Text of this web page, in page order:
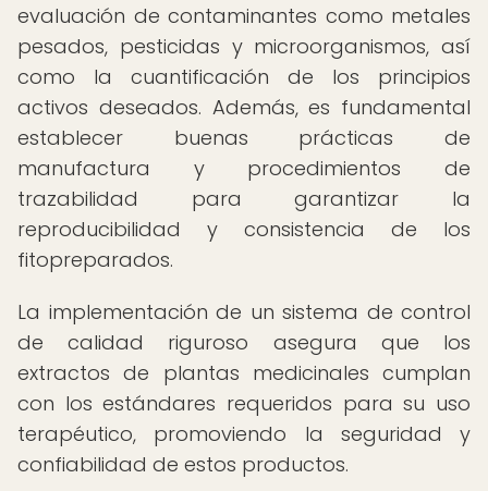
evaluación de contaminantes como metales
pesados, pesticidas y microorganismos, así
como la cuantificación de los principios
activos deseados. Además, es fundamental
establecer buenas prácticas de
manufactura y procedimientos de
trazabilidad para garantizar la
reproducibilidad y consistencia de los
fitopreparados.
La implementación de un sistema de control
de calidad riguroso asegura que los
extractos de plantas medicinales cumplan
con los estándares requeridos para su uso
terapéutico, promoviendo la seguridad y
confiabilidad de estos productos.